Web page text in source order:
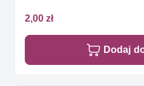
2,00 zł
Dodaj